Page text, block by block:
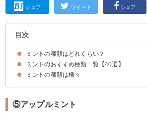
シェア ツイート シェア
目次
ミントの種類はどれくらい？
ミントは100種類以上あるとされている
ミントのおすすめ種類一覧【40選】
①スペアミント
②ペパーミント
③二ホンハッカ
④ウォーターミント
⑤アップルミント
⑥パイナップルミント
⑦ペニーロイヤルミント
⑧ヒメハッカ
⑨カーリーミント
⑩ボウルズミント
⑪グレープフルーツミント
⑫ベルガモットミント
⑬ペパーミントバリエガータ
⑭ブラックペパーミント
⑮ホワイトペパーミント
⑯バナナミント
⑰キャンディミント
⑱レモンミント
⑲チョコレートミント
⑳ラベンダーミント
㉑モロッコミント
㉒クールミント
㉓スイスリコラミント
㉔コリアンミント
㉕オレンジミント
㉖バジルミント
㉗ジンジャーミント
㉘レッドラリピアミント
㉙カニングハムミント
㉚コルシカミント
㉛ブッシュミント
㉜ブッシュミントホワイト
㉝ケンタッキーカーネルミント
㉞ストロベリーミント
㉟キャットニップ
㊱ブルーキャットミント
㊲ハーツペニーロイヤルミント
㊳はくび
㊴あかまる
㊵さんび
ミントの種類は様々
⑤アップルミント